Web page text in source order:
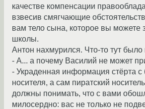
качестве компенсации
взвесив смягчающие
вам тело сына, которое вы можете
школы.
Антон нахмурился. Что-то тут было
- А... а почему Василий не может
- Украденная информация стёрта с
носителя, а сам пиратский
должны понимать, что с вами
милосердно: вас не только не